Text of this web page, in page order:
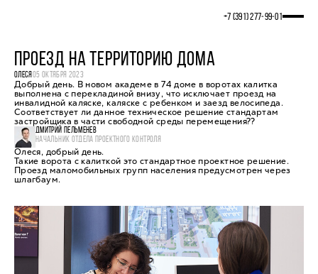
+7 (391) 277‒99‒01
ПРОЕЗД НА ТЕРРИТОРИЮ ДОМА
ОЛЕСЯ05 ОКТЯБРЯ 2023
Добрый день. В новом академе в 74 доме в воротах калитка
выполнена с перекладиной внизу, что исключает проезд на
инвалидной каляске, каляске с ребенком и заезд велосипеда.
Соответствует ли данное техническое решение стандартам
застройщика в части свободной среды перемещения??
ДМИТРИЙ ПЕЛЬМЕНЕВ
НАЧАЛЬНИК ОТДЕЛА ПРОЕКТНОГО КОНТРОЛЯ
Олеся, добрый день.
Такие ворота с калиткой это стандартное проектное решение.
Проезд маломобильных групп населения предусмотрен через
шлагбаум.